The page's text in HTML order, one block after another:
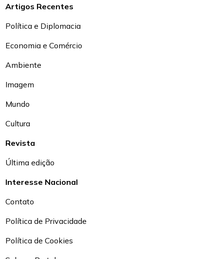
Artigos Recentes
Política e Diplomacia
Economia e Comércio
Ambiente
Imagem
Mundo
Cultura
Revista
Última edição
Interesse Nacional
Contato
Política de Privacidade
Política de Cookies